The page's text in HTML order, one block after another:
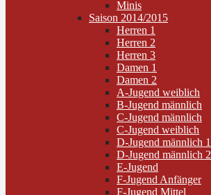
Minis
Saison 2014/2015
Herren 1
Herren 2
Herren 3
Damen 1
Damen 2
A-Jugend weiblich
B-Jugend männlich
C-Jugend männlich
C-Jugend weiblich
D-Jugend männlich 1
D-Jugend männlich 2
E-Jugend
F-Jugend Anfänger
F-Jugend Mittel